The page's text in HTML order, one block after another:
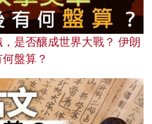
是否釀成世界大戰？ 伊朗
盤算？